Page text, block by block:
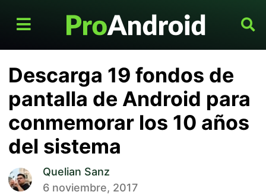
Descarga 19 fondos de
pantalla de Android para
conmemorar los 10 años
del sistema
Quelian Sanz
6 noviembre, 2017